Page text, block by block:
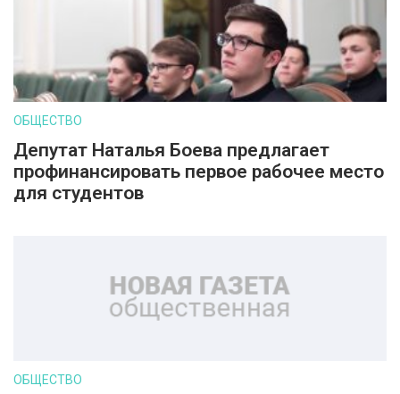
ОБЩЕСТВО
Депутат Наталья Боева предлагает
профинансировать первое рабочее место
для студентов
ОБЩЕСТВО